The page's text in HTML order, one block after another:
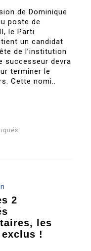
de Dominique
poste de
le Parti
un candidat
de l’institution
successeur devra
terminer le
Cette nomi..
2
les
exclus !